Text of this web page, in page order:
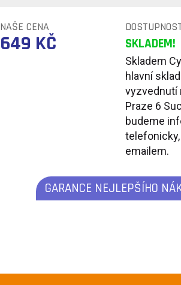
NAŠE CENA
649 KČ SKLADEM!
Skladem
hlavní
vyzvednutí
Praze 6
budeme
emailem.
GARANCE NEJLEPŠÍHO